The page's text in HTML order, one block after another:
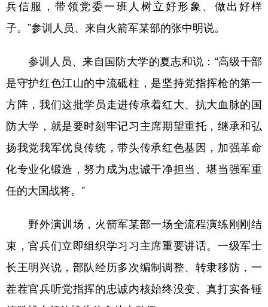
兵信服，带领党委一班人树立好形象、做出好样
子。”参训人员、来自火箭军某部的张中明说。
参训人员、来自国防大学的夏志和说：“高级干部
是守护红色江山的中流砥柱，是坚持党指挥枪的第一
方阵，我们这批学员走进传承着红大、抗大血脉的国
防大学，就是要时刻牢记习主席期望重托，继承和弘
扬我党我军优良传统，带头传承红色基因，加强革命
化专业化锻造，努力成为忠诚干净担当、堪当强军重
任的大国战将。”
野外演训场，火箭军某部一场全流程演练刚刚结
束，官兵们立即组织学习习主席重要讲话。一级军士
长王明兴说，部队经历多次编制调整、转隶移防，一
茬茬官兵听党指挥的忠诚内核始终没变、真打实备锤